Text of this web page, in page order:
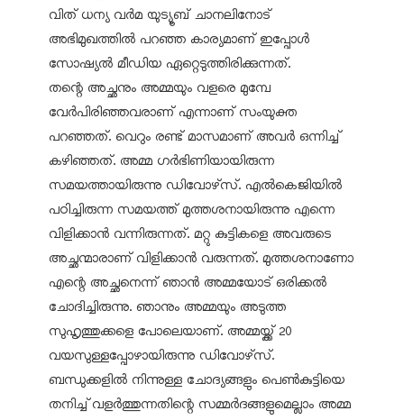
വിത് ധന്യ വര്‍മ യുട്യൂബ് ചാനലിനോട്
അഭിമുഖത്തില്‍ പറഞ്ഞ കാര്യമാണ് ഇപ്പോള്‍
സോഷ്യല്‍ മീഡിയ ഏറ്റെടുത്തിരിക്കുന്നത്.
തന്റെ അച്ഛനും അമ്മയും വളരെ മുമ്പേ
വേര്‍പിരിഞ്ഞവരാണ് എന്നാണ് സംയുക്ത
പറഞ്ഞത്. വെറും രണ്ട് മാസമാണ് അവര്‍ ഒന്നിച്ച്
കഴിഞ്ഞത്. അമ്മ ഗര്‍ഭിണിയായിരുന്ന
സമയത്തായിരുന്നു ഡിവോഴ്‌സ്. എല്‍കെജിയില്‍
പഠിച്ചിരുന്ന സമയത്ത് മുത്തശനായിരുന്നു എന്നെ
വിളിക്കാന്‍ വന്നിരുന്നത്. മറ്റു കുട്ടികളെ അവരുടെ
അച്ഛന്മാരാണ് വിളിക്കാന്‍ വരുന്നത്. മുത്തശനാണോ
എന്റെ അച്ഛനെന്ന് ഞാന്‍ അമ്മയോട് ഒരിക്കല്‍
ചോദിച്ചിരുന്നു. ഞാനും അമ്മയും അടുത്ത
സുഹൃത്തുക്കളെ പോലെയാണ്. അമ്മയ്ക്ക് 20
വയസുള്ളപ്പോഴായിരുന്നു ഡിവോഴ്‌സ്.
ബന്ധുക്കളില്‍ നിന്നുള്ള ചോദ്യങ്ങളും പെണ്‍കുട്ടിയെ
തനിച്ച് വളര്‍ത്തുന്നതിന്റെ സമ്മര്‍ദങ്ങളുമെല്ലാം അമ്മ